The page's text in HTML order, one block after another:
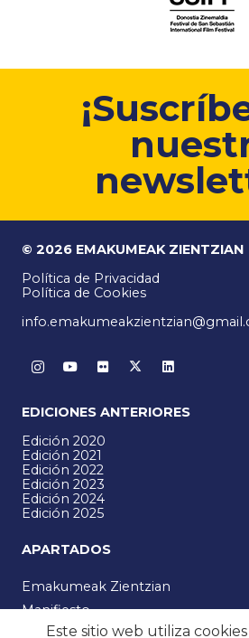
© 2026 EMAKUMEAK ZIENTZIAN
Política de Privacidad
Política de Cookies
EDICIONES ANTERIORES
Edición 2020
Edición 2021
Edición 2022
Edición 2023
Edición 2024
Edición 2025
APARTADOS
Emakumeak Zientzian
Manifiesto
Noticias
Este sitio web utiliza